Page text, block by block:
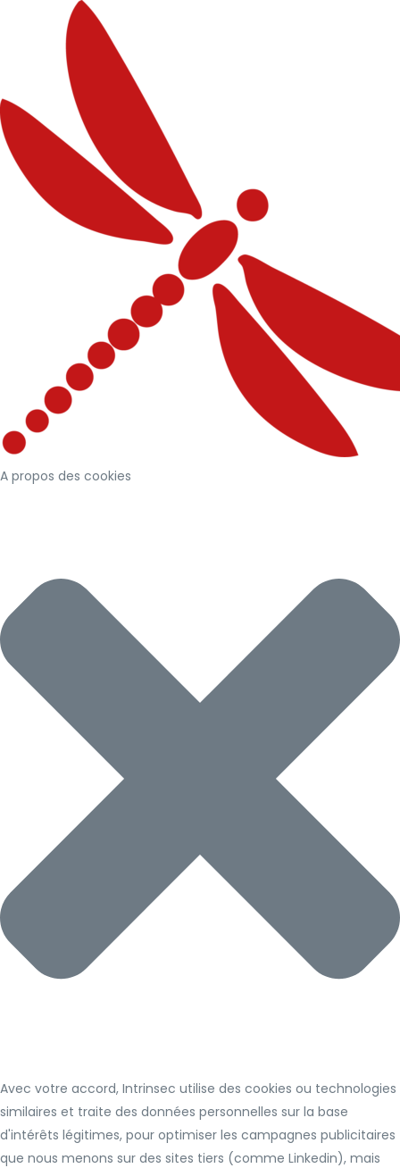
A propos des cookies
Avec votre accord, Intrinsec utilise des cookies ou technologies
similaires et traite des données personnelles sur la base
d'intérêts légitimes, pour optimiser les campagnes publicitaires
que nous menons sur des sites tiers (comme Linkedin), mais